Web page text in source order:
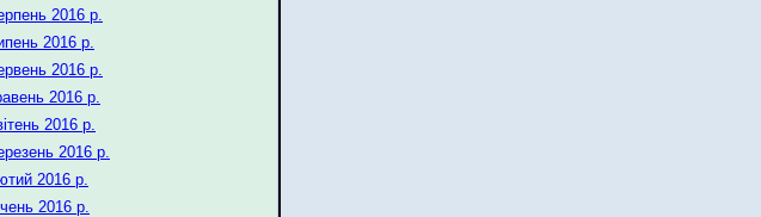
2016 р.
2016 р.
2016 р.
2016 р.
2016 р.
2016 р.
2016 р.
2016 р.